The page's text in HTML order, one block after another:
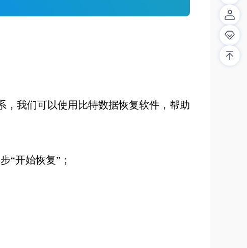
，我们可以使用比特数据恢复软件，帮助
“开始恢复”；